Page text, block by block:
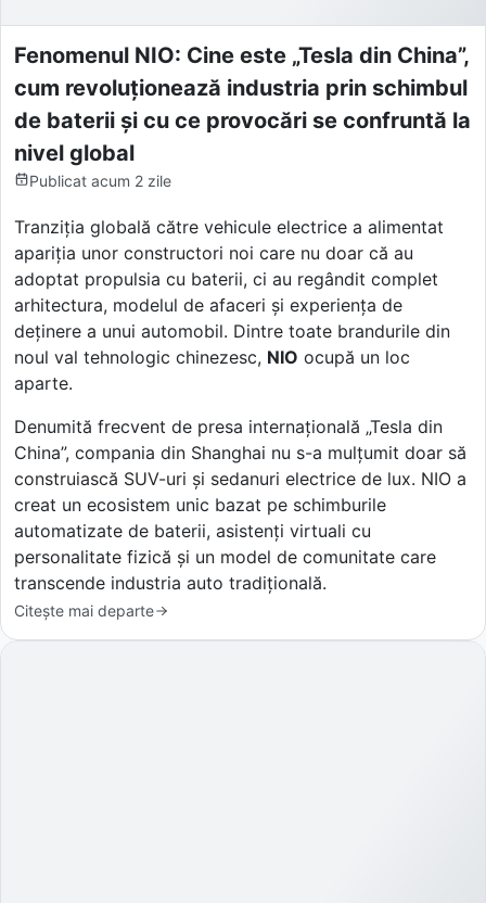
Fenomenul NIO: Cine este „Tesla din China”,
cum revoluționează industria prin schimbul
de baterii și cu ce provocări se confruntă la
nivel global
Publicat acum 2 zile
Tranziția globală către vehicule electrice a alimentat
apariția unor constructori noi care nu doar că au
adoptat propulsia cu baterii, ci au regândit complet
arhitectura, modelul de afaceri și experiența de
deținere a unui automobil. Dintre toate brandurile din
noul val tehnologic chinezesc, NIO ocupă un loc
aparte.
Denumită frecvent de presa internațională „Tesla din
China”, compania din Shanghai nu s-a mulțumit doar să
construiască SUV-uri și sedanuri electrice de lux. NIO a
creat un ecosistem unic bazat pe schimburile
automatizate de baterii, asistenți virtuali cu
personalitate fizică și un model de comunitate care
transcende industria auto tradițională.
Citește mai departe